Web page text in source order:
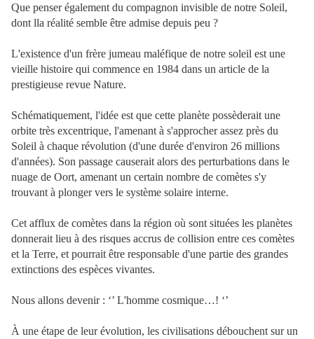
Que penser également du compagnon invisible de notre Soleil,
dont lla réalité semble être admise depuis peu ?
L'existence d'un frère jumeau maléfique de notre soleil est une
vieille histoire qui commence en 1984 dans un article de la
prestigieuse revue Nature.
Schématiquement, l'idée est que cette planète possèderait une
orbite très excentrique, l'amenant à s'approcher assez près du
Soleil à chaque révolution (d'une durée d'environ 26 millions
d'années). Son passage causerait alors des perturbations dans le
nuage de Oort, amenant un certain nombre de comètes s'y
trouvant à plonger vers le système solaire interne.
Cet afflux de comètes dans la région où sont situées les planètes
donnerait lieu à des risques accrus de collision entre ces comètes
et la Terre, et pourrait être responsable d'une partie des grandes
extinctions des espèces vivantes.
Nous allons devenir : ‘’ L'homme cosmique…! ‘’
À une étape de leur évolution, les civilisations débouchent sur un